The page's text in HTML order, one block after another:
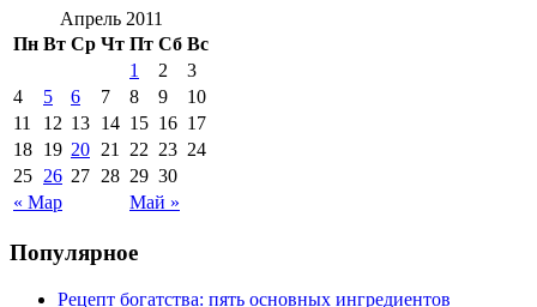
Апрель 2011
Пн Вт Ср Чт Пт Сб Вс
« Мар Май »
1 2
3
4
5 6 7 8 9
10
11
12 13 14 15 16 17
18 19 20 21 22 23 24
25 26 27 28 29 30
Популярное
Рецепт богатства: пять основных ингредиентов